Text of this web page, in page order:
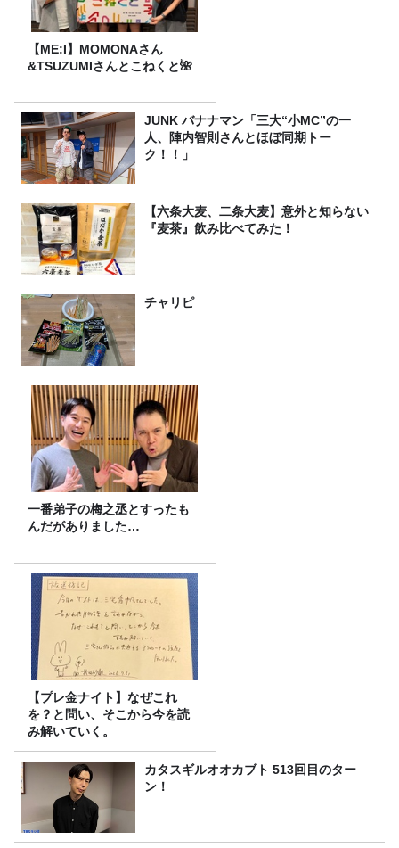
【ME:I】MOMONAさん
&TSUZUMIさんとこねくと🌺
JUNK バナナマン「三大“小MC”の一
人、陣内智則さんとほぼ同期トー
ク！！」
【六条大麦、二条大麦】意外と知らない
『麦茶』飲み比べてみた！
チャリピ
一番弟子の梅之丞とすったも
んだがありました…
【プレ金ナイト】なぜこれ
を？と問い、そこから今を読
み解いていく。
カタスギルオオカブト 513回目のター
ン！